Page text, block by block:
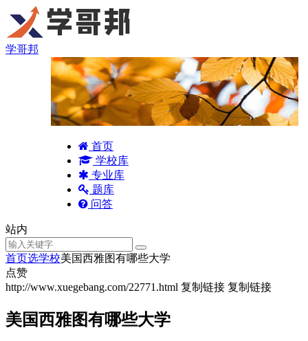
学哥邦
首页
学校库
专业库
题库
问答
站内
首页选学校美国西雅图有哪些大学
点赞
http://www.xuegebang.com/22771.html 复制链接 复制链接
美国西雅图有哪些大学